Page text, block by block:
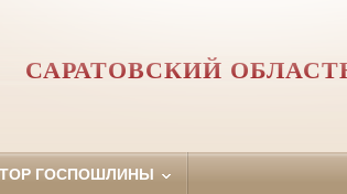
САРАТОВСКИЙ
ГОСПОШЛИНЫ